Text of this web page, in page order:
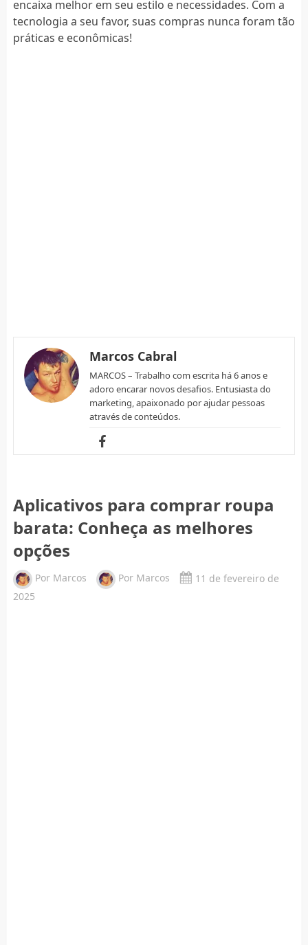
encaixa melhor em seu estilo e necessidades. Com a
tecnologia a seu favor, suas compras nunca foram tão
práticas e econômicas!
Marcos Cabral
MARCOS – Trabalho com escrita há 6 anos e
adoro encarar novos desafios. Entusiasta do
marketing, apaixonado por ajudar pessoas
através de conteúdos.
Aplicativos para comprar roupa
barata: Conheça as melhores
opções
Por Marcos Por Marcos
11 de fevereiro de
2025